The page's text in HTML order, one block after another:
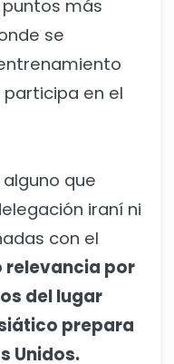
más
se
en el
que
iraní ni
con el
relevancia por
del lugar
prepara
Unidos.